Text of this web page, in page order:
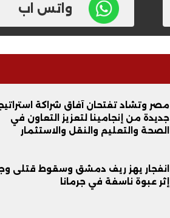
واتس اب
مصر وتشاد تفتحان آفاق شراكة
جديدة من إنجامينا لتعزيز التعاون في
الصحة والتعليم والنقل والاستثمار
انفجار يهز ريف دمشق وسقوط قتلى
إثر عبوة ناسفة في جرمانا